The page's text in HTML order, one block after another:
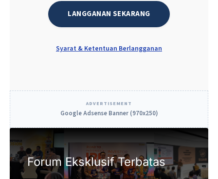
memiliki peluang untuk mengubah hasil akhir
kebijakan tarif, dengan mengedepankan posisi
LANGGANAN SEKARANG
Syarat & Ketentuan Berlangganan
ADVERTISEMENT
Google Adsense Banner (970x250)
Forum Eksklusif Terbatas